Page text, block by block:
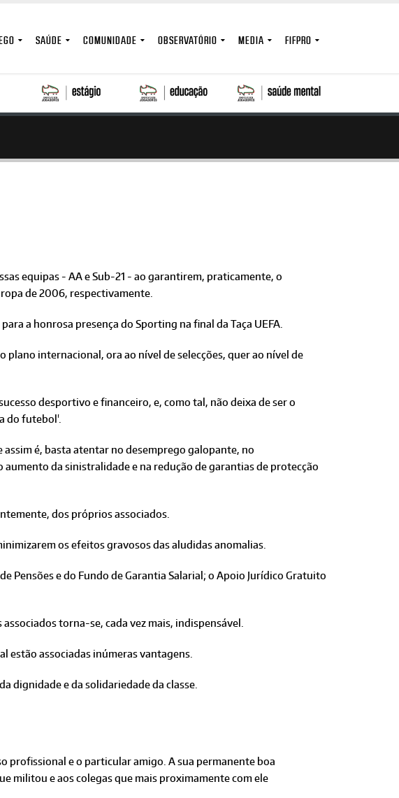
SAÚDE COMUNIDADE OBSERVATÓRIO MEDIA FIFPRO
equipas - AA e Sub-21 - ao garantirem, praticamente, o
de 2006, respectivamente.
a honrosa presença do Sporting na final da Taça UEFA.
plano internacional, ora ao nível de selecções, quer ao nível de
desportivo e financeiro, e, como tal, não deixa de ser o
do futebol'.
é, basta atentar no desemprego galopante, no
da sinistralidade e na redução de garantias de protecção
dos próprios associados.
os efeitos gravosos das aludidas anomalias.
Pensões e do Fundo de Garantia Salarial; o Apoio Jurídico Gratuito
torna-se, cada vez mais, indispensável.
estão associadas inúmeras vantagens.
dignidade e da solidariedade da classe.
profissional e o particular amigo. A sua permanente boa
militou e aos colegas que mais proximamente com ele